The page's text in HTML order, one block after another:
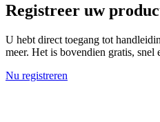
Registreer uw
U hebt direct toegang tot
meer. Het is bovendien gratis, snel
Nu registreren